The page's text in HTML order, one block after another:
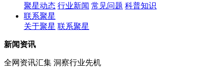
聚星动态 行业新闻 常见问题 科普知识
联系聚星
关于聚星 联系聚星
新闻资讯
全网资讯汇集 洞察行业先机